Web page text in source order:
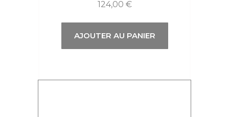
124,00 €
AJOUTER AU PANIER